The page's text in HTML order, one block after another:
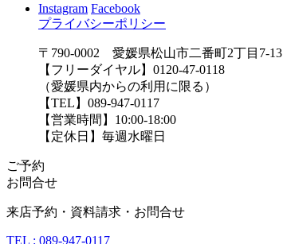
Instagram Facebook
プライバシーポリシー
〒790-0002 愛媛県松山市二番町2丁目7-13
【フリーダイヤル】0120-47-0118
（愛媛県内からの利用に限る）
【TEL】089-947-0117
【営業時間】10:00-18:00
【定休日】毎週水曜日
ご予約
お問合せ
来店予約・資料請求・お問合せ
TEL : 089-947-0117